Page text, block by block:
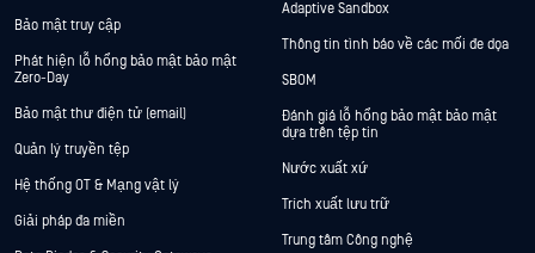
Bảo mật truy cập
Phát hiện lỗ hổng bảo mật bảo mật
Zero-Day
Bảo mật thư điện tử (email)
Quản lý truyền tệp
Hệ thống OT & Mạng vật lý
Giải pháp đa miền
Adaptive Sandbox
Thông tin tình báo về các mối đe dọa
SBOM
Đánh giá lỗ hổng bảo mật bảo mật
dựa trên tệp tin
Nước xuất xứ
Trích xuất lưu trữ
Trung tâm Công nghệ